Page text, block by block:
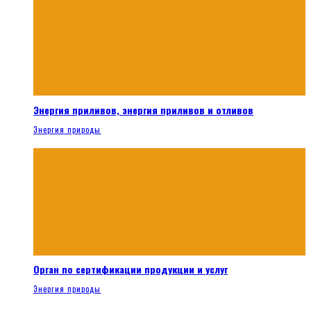
Энергия приливов, энергия приливов и отливов
Энергия природы
Орган по сертификации продукции и услуг
Энергия природы